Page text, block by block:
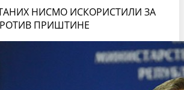
НИСМО ИСКОРИСТИЛИ ЗА
ПРИШТИНЕ